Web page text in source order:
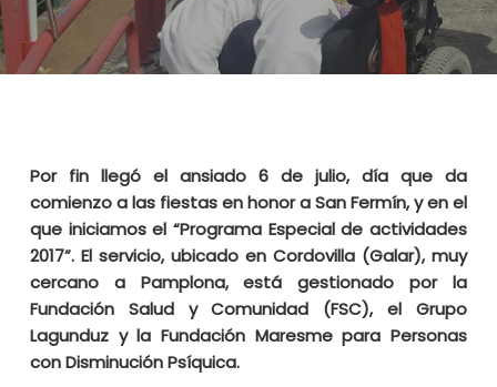
Por fin llegó el ansiado 6 de julio, día que da
comienzo a las fiestas en honor a San Fermín, y en el
que iniciamos el “Programa Especial de actividades
2017”. El servicio, ubicado en Cordovilla (Galar), muy
cercano a Pamplona, está gestionado por la
Fundación Salud y Comunidad (FSC), el Grupo
Lagunduz y la Fundación Maresme para Personas
con Disminución Psíquica.